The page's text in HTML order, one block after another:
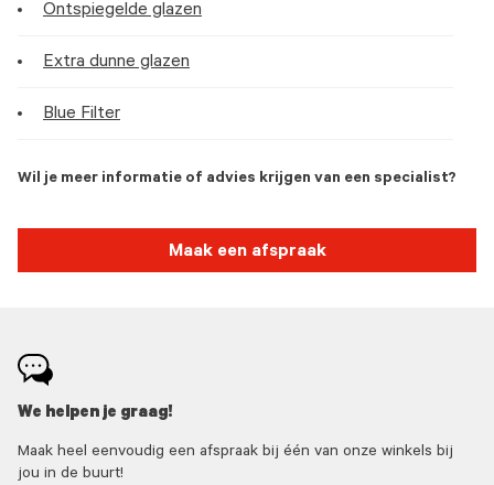
Ontspiegelde glazen
Extra dunne glazen
Blue Filter
Wil je meer informatie of advies krijgen van een specialist?
Maak een afspraak
We helpen je graag!
Maak heel eenvoudig een afspraak bij één van onze winkels bij
jou in de buurt!